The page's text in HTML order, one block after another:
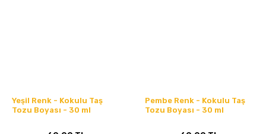
Yeşil Renk - Kokulu Taş
Tozu Boyası - 30 ml
Pembe Renk - Kokulu Taş
Tozu Boyası - 30 ml